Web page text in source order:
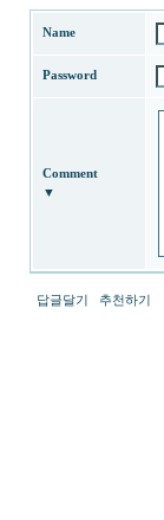
Name
Password
Comment
▼
답글달기 추천하기